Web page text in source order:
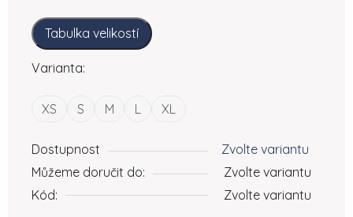
Tabulka velikostí
Varianta:
XS S M L XL
Dostupnost
Zvolte variantu
Můžeme doručit do:
Zvolte variantu
Kód:
Zvolte variantu